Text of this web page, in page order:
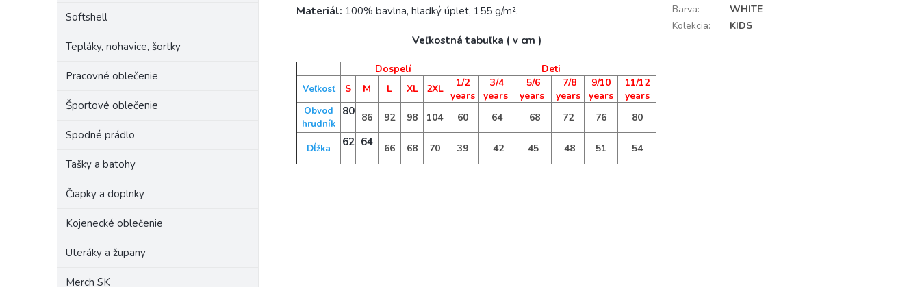
Softshell
Tepláky, nohavice, šortky
Pracovné oblečenie
Športové oblečenie
Spodné prádlo
Tašky a batohy
Čiapky a doplnky
Kojenecké oblečenie
Uteráky a župany
Merch SK
Materiál: 100% bavlna, hladký úplet, 155 g/m².
Veľkostná tabuľka ( v cm )
Dospelí Deti
Veľkosť S M L XL 2XL
1/2
years
3/4
years
5/6
years
7/8
years
9/10
years
11/12
years
Obvod
hrudník
80 86 92 98 104 60 64 68 72 76 80
Dĺžka 62 64 66 68 70 39 42 45 48 51 54
Barva:
WHITE
Kolekcia: KIDS